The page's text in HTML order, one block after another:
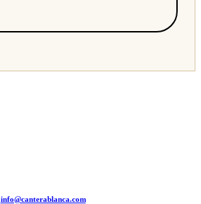
info@canterablanca.com